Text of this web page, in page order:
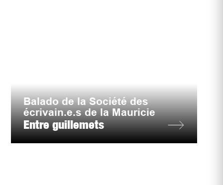
Balado de la Société des
écrivain.e.s de la Mauricie
Entre guillemets